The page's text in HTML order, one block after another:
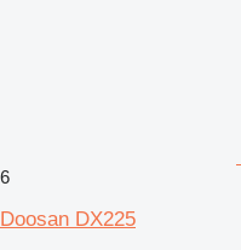
6
Doosan DX225